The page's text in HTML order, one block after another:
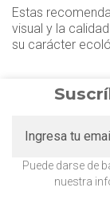
Estas
visual y la
su carácter
Puede darse de
nuestra